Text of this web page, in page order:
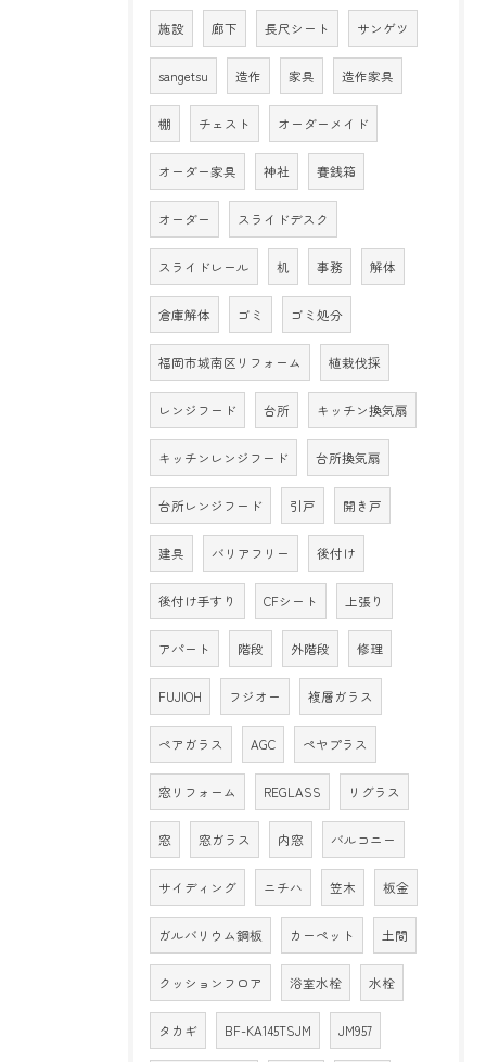
施設 廊下 長尺シート サンゲツ
sangetsu 造作 家具 造作家具
棚 チェスト オーダーメイド
オーダー家具 神社 賽銭箱
オーダー スライドデスク
スライドレール 机 事務 解体
倉庫解体 ゴミ ゴミ処分
福岡市城南区リフォーム 植栽伐採
レンジフード 台所 キッチン換気扇
キッチンレンジフード 台所換気扇
台所レンジフード 引戸 開き戸
建具 バリアフリー 後付け
後付け手すり CFシート 上張り
アパート 階段 外階段 修理
FUJIOH フジオー 複層ガラス
ペアガラス AGC ペヤプラス
窓リフォーム REGLASS リグラス
窓 窓ガラス 内窓 バルコニー
サイディング ニチハ 笠木 板金
ガルバリウム鋼板 カーペット 土間
クッションフロア 浴室水栓 水栓
タカギ BF-KA145TSJM JM957